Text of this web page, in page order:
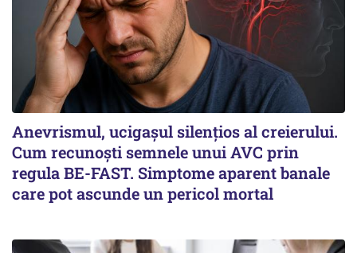
Anevrismul, ucigașul silențios al creierului.
Cum recunoști semnele unui AVC prin
regula BE-FAST. Simptome aparent banale
care pot ascunde un pericol mortal